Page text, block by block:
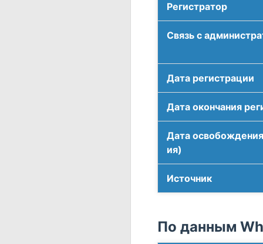
Регистратор
Связь с
Дата регистрации
Дата окончания
Дата
ия)
Источник
По данным